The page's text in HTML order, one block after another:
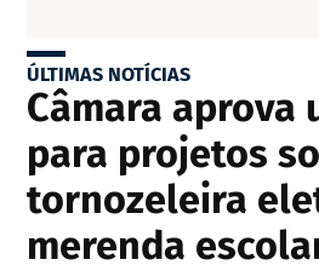
ÚLTIMAS NOTÍCIAS
Câmara aprova
para projetos
tornozeleira
merenda